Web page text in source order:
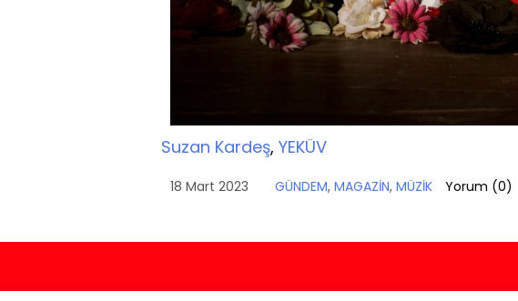
Suzan Kardeş, YEKÜV
18 Mart 2023 GÜNDEM, MAGAZİN, MÜZİK Yorum (0)